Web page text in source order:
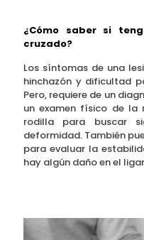
¿Cómo saber si
cruzado?
Los síntomas de una
hinchazón y dificultad
Pero, requiere de un
un examen físico de la
rodilla para buscar
deformidad. También
para evaluar la
hay algún daño en el